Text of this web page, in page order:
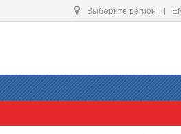
Выберите регион